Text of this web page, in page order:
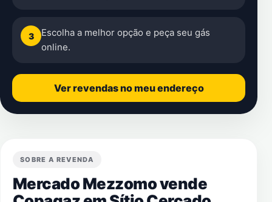
3
Escolha a melhor opção e peça seu gás
online.
Ver revendas no meu endereço
SOBRE A REVENDA
Mercado Mezzomo vende